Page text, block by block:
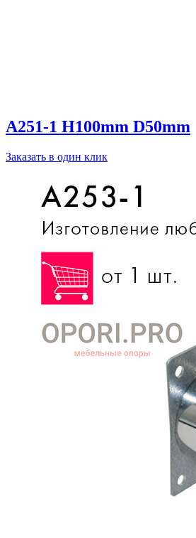
A251-1 H100mm D50mm
Заказать в один клик